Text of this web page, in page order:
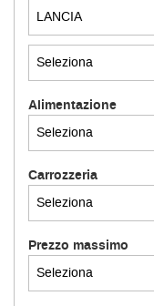
GARANZIA 12 MESI
CONTATTI E ORARI
Alimentazione
Carrozzeria
Prezzo massimo